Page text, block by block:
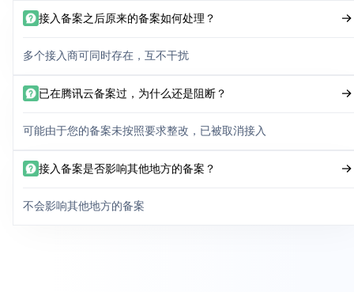
接入备案之后原来的备案如何处理？
多个接入商可同时存在，互不干扰
已在腾讯云备案过，为什么还是阻断？
可能由于您的备案未按照要求整改，已被取消接入
接入备案是否影响其他地方的备案？
不会影响其他地方的备案